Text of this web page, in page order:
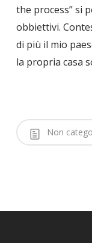
the process” si
obbiettivi.
di più il mio
la propria casa
Non